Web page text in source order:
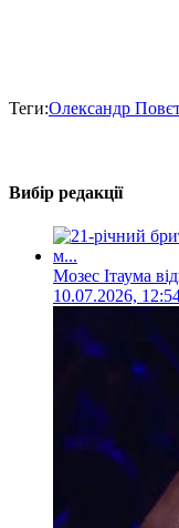
Теги:Олександр
Вибір редакції
Мозес Ітаума
10.07.2026,